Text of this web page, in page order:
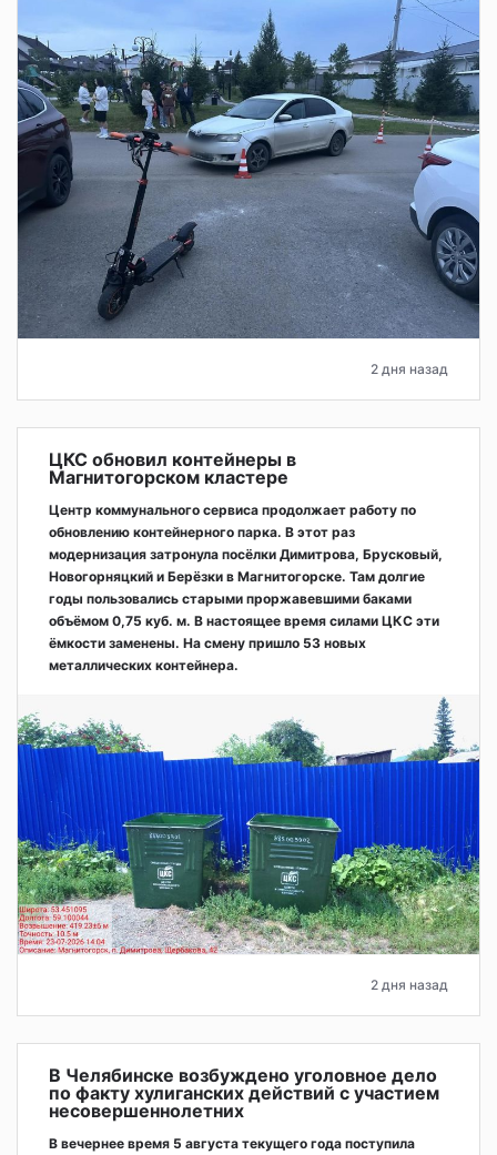
2 дня назад
ЦКС обновил контейнеры в
Магнитогорском кластере
Центр коммунального сервиса продолжает работу по
обновлению контейнерного парка. В этот раз
модернизация затронула посёлки Димитрова, Брусковый,
Новогорняцкий и Берёзки в Магнитогорске. Там долгие
годы пользовались старыми проржавевшими баками
объёмом 0,75 куб. м. В настоящее время силами ЦКС эти
ёмкости заменены. На смену пришло 53 новых
металлических контейнера.
2 дня назад
В Челябинске возбуждено уголовное дело
по факту хулиганских действий с участием
несовершеннолетних
В вечернее время 5 августа текущего года поступила